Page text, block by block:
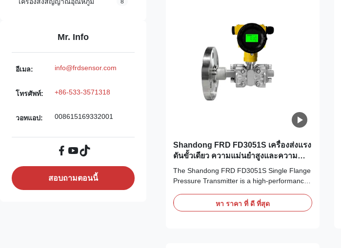
8
Mr. Info
อีเมล: info@frdsensor.com
โทรศัพท์: +86-533-3571318
วอทแอป: 008615169332001
สอบถามตอนนี้
Shandong FRD FD3051S เครื่องส่งแรง
ดันขั้วเดียว ความแม่นยําสูงและความ
ทนทานต่อการกัดกร่อน
The Shandong FRD FD3051S Single Flange
Pressure Transmitter is a high-performance
harsh working conditions. Equipped with a
high-precision monocrystalline silicon sensor
หา ราคา ที่ ดี ที่สุด